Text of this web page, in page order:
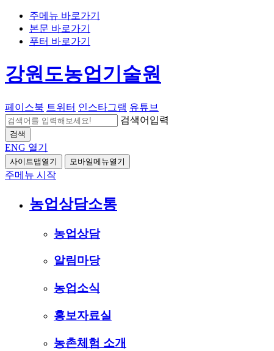
주메뉴 바로가기
본문 바로가기
푸터 바로가기
강원도농업기술원
페이스북 트위터 인스타그램 유튜브
검색어입력
검색
ENG 열기
사이트맵열기 모바일메뉴열기
주메뉴 시작
농업상담소통
농업상담
알림마당
농업소식
홍보자료실
농촌체험 소개